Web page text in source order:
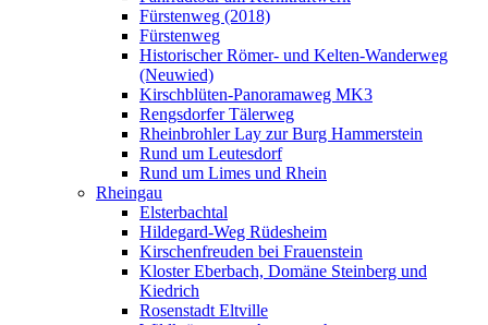
Fürstenweg (2018)
Fürstenweg
Historischer Römer- und Kelten-Wanderweg
(Neuwied)
Kirschblüten-Panoramaweg MK3
Rengsdorfer Tälerweg
Rheinbrohler Lay zur Burg Hammerstein
Rund um Leutesdorf
Rund um Limes und Rhein
Rheingau
Elsterbachtal
Hildegard-Weg Rüdesheim
Kirschenfreuden bei Frauenstein
Kloster Eberbach, Domäne Steinberg und
Kiedrich
Rosenstadt Eltville